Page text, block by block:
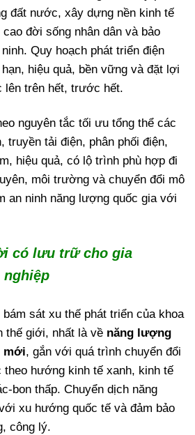
đất nước, xây dựng nền kinh tế
đời sống nhân dân và bảo
Quy hoạch phát triển điện
hiệu quả, bền vững và đặt lợi
lên trên hết, trước hết.
nguyên tắc tối ưu tổng thể các
truyền tải điện, phân phối điện,
hiệu quả, có lộ trình phù hợp đi
môi trường và chuyển đổi mô
an ninh năng lượng quốc gia với
có lưu trữ cho gia
nghiệp
bám sát xu thế phát triển của khoa
thế giới, nhất là về năng lượng
mới, gắn với quá trình chuyển đổi
hướng kinh tế xanh, kinh tế
bon thấp. Chuyển dịch năng
xu hướng quốc tế và đảm bảo
công lý.